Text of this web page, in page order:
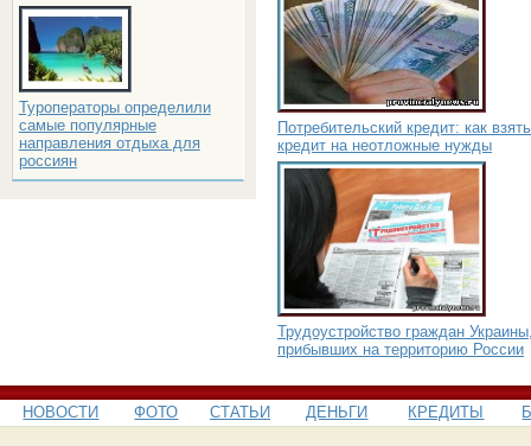
Туроператоры определили
самые популярные
направления отдыха для
россиян
Потребительский кредит: как взять
кредит на неотложные нужды
Трудоустройство граждан
прибывших на территорию России
НОВОСТИ ФОТО СТАТЬИ ДЕНЬГИ КРЕДИТЫ